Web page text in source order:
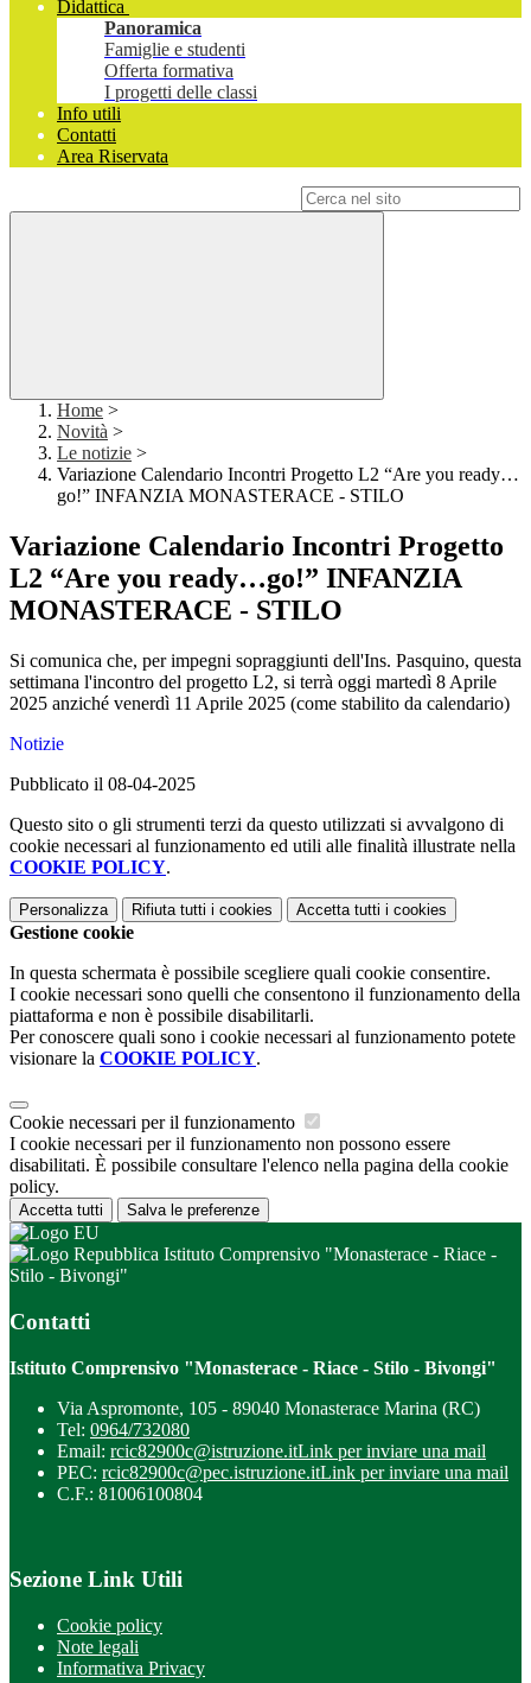
Didattica
Panoramica
Famiglie e studenti
Offerta formativa
I progetti delle classi
Info utili
Contatti
Area Riservata
Home >
Novità >
Le notizie >
Variazione Calendario Incontri Progetto L2 “Are you ready…
go!” INFANZIA MONASTERACE - STILO
Variazione Calendario Incontri Progetto
L2 “Are you ready…go!” INFANZIA
MONASTERACE - STILO
Si comunica che, per impegni sopraggiunti dell'Ins. Pasquino, questa
settimana l'incontro del progetto L2, si terrà oggi martedì 8 Aprile
2025 anziché venerdì 11 Aprile 2025 (come stabilito da calendario)
Notizie
Pubblicato il 08-04-2025
Questo sito o gli strumenti terzi da questo utilizzati si avvalgono di
cookie necessari al funzionamento ed utili alle finalità illustrate nella
COOKIE POLICY.
Personalizza Rifiuta tutti i cookies Accetta tutti i cookies
Gestione cookie
In questa schermata è possibile scegliere quali cookie consentire.
I cookie necessari sono quelli che consentono il funzionamento della
piattaforma e non è possibile disabilitarli.
Per conoscere quali sono i cookie necessari al funzionamento potete
visionare la COOKIE POLICY.
Cookie necessari per il funzionamento
I cookie necessari per il funzionamento non possono essere
disabilitati. È possibile consultare l'elenco nella pagina della cookie
policy.
Accetta tutti Salva le preferenze
Istituto Comprensivo "Monasterace - Riace -
Stilo - Bivongi"
Contatti
Istituto Comprensivo "Monasterace - Riace - Stilo - Bivongi"
Via Aspromonte, 105 - 89040 Monasterace Marina (RC)
Tel: 0964/732080
Email: rcic82900c@istruzione.itLink per inviare una mail
PEC: rcic82900c@pec.istruzione.itLink per inviare una mail
C.F.: 81006100804
Sezione Link Utili
Cookie policy
Note legali
Informativa Privacy